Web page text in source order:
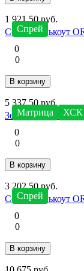
Спрей
1 921.50 руб.
Серый Гелькоут
0
0
В корзину
Матрица ХСК
5 337.50 руб.
Зеленый Гелькоут
0
0
В корзину
Спрей
3 202.50 руб.
Серый Гелькоут
0
0
В корзину